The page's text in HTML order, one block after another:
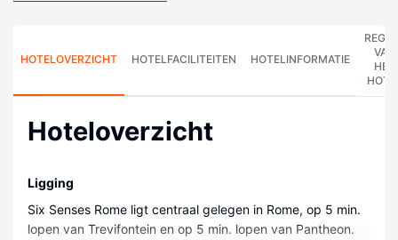
HOTELOVERZICHT HOTELFACILITEITEN HOTELINFORMATIE
VAN
HET
Hoteloverzicht
Ligging
Six Senses Rome ligt centraal gelegen in Rome, op 5 min.
lopen van Trevifontein en op 5 min. lopen van Pantheon.